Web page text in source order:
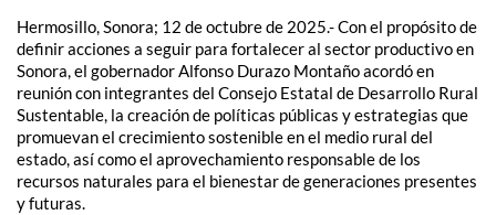
Hermosillo, Sonora; 12 de octubre de 2025.- Con el propósito de
definir acciones a seguir para fortalecer al sector productivo en
Sonora, el gobernador Alfonso Durazo Montaño acordó en
reunión con integrantes del Consejo Estatal de Desarrollo Rural
Sustentable, la creación de políticas públicas y estrategias que
promuevan el crecimiento sostenible en el medio rural del
estado, así como el aprovechamiento responsable de los
recursos naturales para el bienestar de generaciones presentes
y futuras.